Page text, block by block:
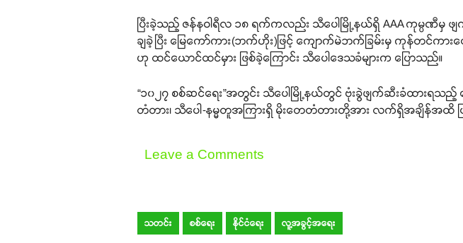
ပြီးခဲ့သည့် ဇန်နဝါရီလ ၁၈ ရက်ကလည်း သီပေါမြို့နယ်ရှိ AAA ကုမ္ပဏီမှ
ချခဲ့ပြီး မြေကော်ကား(ဘက်ဟိုး)ဖြင့် ကျောက်မဲဘက်ခြမ်းမှ ကုန်တင်က
ဟု ထင်ယောင်ထင်မှား ဖြစ်ခဲ့ကြောင်း သီပေါဒေသခံများက ပြောသည်။
“၁၀၂၇ စစ်ဆင်ရေး”အတွင်း သီပေါမြို့နယ်တွင် ဗုံးခွဲဖျက်ဆီးခံထားရသည့်
တံတား၊ သီပေါ-နမ္မတူအကြားရှိ မိုးတေတံတားတို့အား လက်ရှိအချိန်အထိ ပ
Leave a Comments
သတင်း စစ်ရေး နိုင်ငံရေး လူ့အခွင့်အရေး